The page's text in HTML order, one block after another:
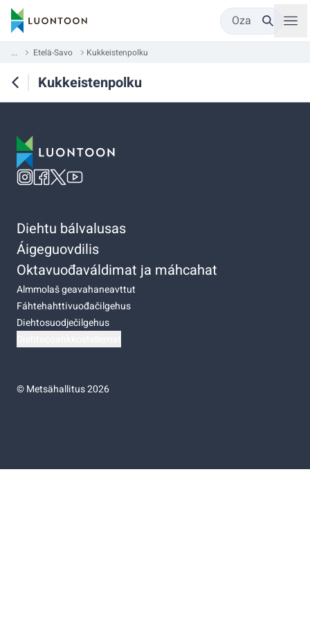
Oza
... Etelä-Savo Kukkeistenpolku
Kukkeistenpolku
Diehtu bálvalusas
Áigeguovdilis
Oktavuođaváldimat ja máhcahat
Almmolaš geavahaneavttut
Fáhtehahttivuođačilgehus
Diehtosuodječilgehus
©Metsähallitus 2026